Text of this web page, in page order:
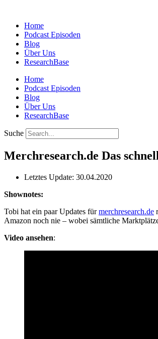
springenHome
Podcast Episoden
Blog
Über Uns
ResearchBase
Home
Podcast Episoden
Blog
Über Uns
ResearchBase
Suche
Merchresearch.de Das
Letztes Update: 30.04.2020
Shownotes:
Tobi hat ein paar Updates fürmerchresearch.de
Amazon noch nie – wobei sämtliche
Video ansehen: